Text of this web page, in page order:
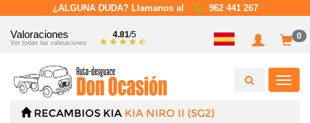
¿ALGUNA DUDA? Llamanos al 962 441 267
Valoraciones
Ver todas las valoraciones
4.81/5 0
RECAMBIOS KIA KIA NIRO II (SG2)